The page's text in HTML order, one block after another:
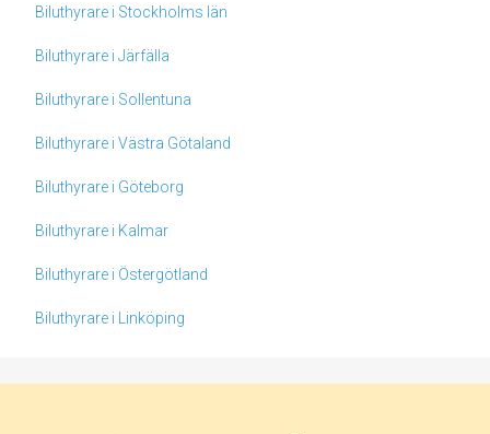
Biluthyrare i Stockholms län
Biluthyrare i Järfälla
Biluthyrare i Sollentuna
Biluthyrare i Västra Götaland
Biluthyrare i Göteborg
Biluthyrare i Kalmar
Biluthyrare i Östergötland
Biluthyrare i Linköping